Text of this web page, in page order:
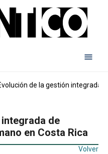
de la gestión integrada
de
en Costa Rica
Volver